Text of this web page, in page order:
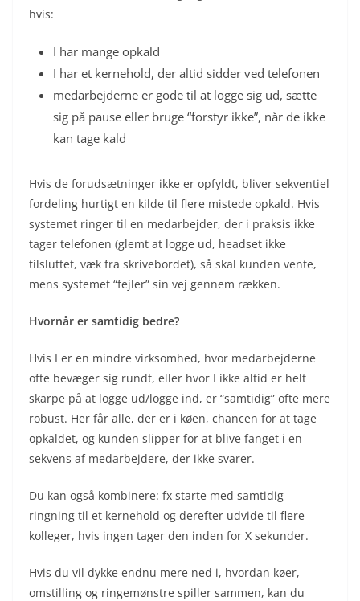
hvis:
I har mange opkald
I har et kernehold, der altid sidder ved telefonen
medarbejderne er gode til at logge sig ud, sætte
sig på pause eller bruge “forstyr ikke”, når de ikke
kan tage kald
Hvis de forudsætninger ikke er opfyldt, bliver sekventiel
fordeling hurtigt en kilde til flere mistede opkald. Hvis
systemet ringer til en medarbejder, der i praksis ikke
tager telefonen (glemt at logge ud, headset ikke
tilsluttet, væk fra skrivebordet), så skal kunden vente,
mens systemet “fejler” sin vej gennem rækken.
Hvornår er samtidig bedre?
Hvis I er en mindre virksomhed, hvor medarbejderne
ofte bevæger sig rundt, eller hvor I ikke altid er helt
skarpe på at logge ud/logge ind, er “samtidig” ofte mere
robust. Her får alle, der er i køen, chancen for at tage
opkaldet, og kunden slipper for at blive fanget i en
sekvens af medarbejdere, der ikke svarer.
Du kan også kombinere: fx starte med samtidig
ringning til et kernehold og derefter udvide til flere
kolleger, hvis ingen tager den inden for X sekunder.
Hvis du vil dykke endnu mere ned i, hvordan køer,
omstilling og ringemønstre spiller sammen, kan du